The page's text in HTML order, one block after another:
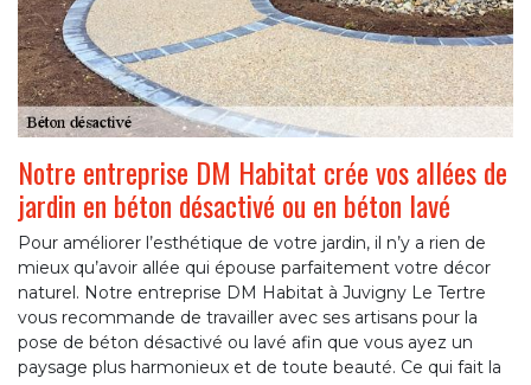
Notre entreprise DM Habitat crée vos allées de
jardin en béton désactivé ou en béton lavé
Pour améliorer l’esthétique de votre jardin, il n’y a rien de
mieux qu’avoir allée qui épouse parfaitement votre décor
naturel. Notre entreprise DM Habitat à Juvigny Le Tertre
vous recommande de travailler avec ses artisans pour la
pose de béton désactivé ou lavé afin que vous ayez un
paysage plus harmonieux et de toute beauté. Ce qui fait la